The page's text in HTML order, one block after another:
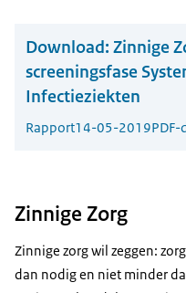
Download: Zinnige
screeningsfase
Infectieziekten
Rapport14-05-2019
Zinnige Zorg
Zinnige zorg wil zeggen:
dan nodig en niet minder